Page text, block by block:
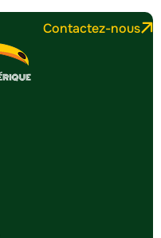
Contactez-nous